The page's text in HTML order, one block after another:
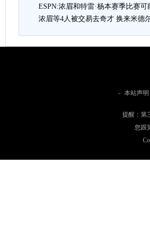
ESPN:浓眉和特雷·杨本赛季比赛
浓眉等4人被交易去奇才 换来米德
- 本站声明
提醒：第
您跟